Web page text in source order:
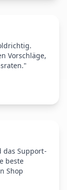
Vorschläge,
das Support-
beste
Shop